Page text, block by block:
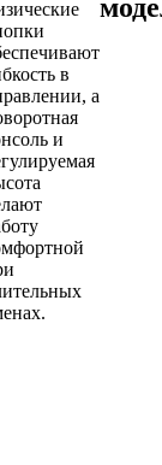
в
а
и